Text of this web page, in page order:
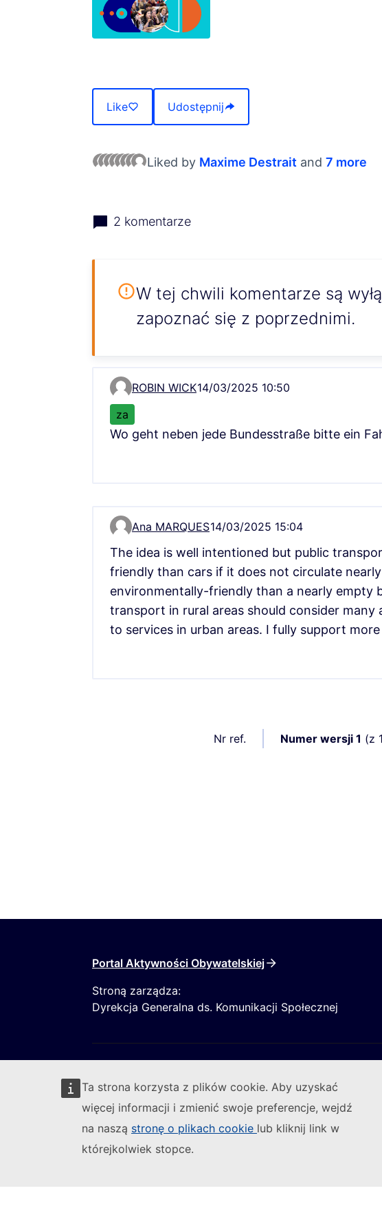
Ta strona korzysta z plików cookie. Aby uzyskać
więcej informacji i zmienić swoje preferencje, wejdź
na naszą stronę o plikach cookie lub kliknij link w
którejkolwiek stopce.
Like Udostępnij
Liked by Maxime Destrait and 7 more
2 komentarze
W tej chwili komentarze są
zapoznać się z poprzednimi.
Komentarz 3401
ROBIN WICK14/03/2025 10:50
za
Wo geht neben jede Bundesstraße bitte ein
Komentarz 3763
Ana MARQUES14/03/2025 15:04
The idea is well intentioned but public
friendly than cars if it does not circulate
environmentally-friendly than a nearly empty
transport in rural areas should consider
to services in urban areas. I fully support
Nr ref. Numer wersji 1 (z
Portal Aktywności Obywatelskiej
Stroną zarządza:
Dyrekcja Generalna ds. Komunikacji Społecznej
Obserwuj Komisję Europejską
Zgłoś lukę w zabezpieczeniach informatycznych